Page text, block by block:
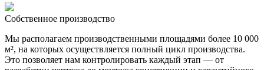
Собственное производство
Мы располагаем производственными площадями более 10 000
м², на которых осуществляется полный цикл производства.
Это позволяет нам контролировать каждый этап — от